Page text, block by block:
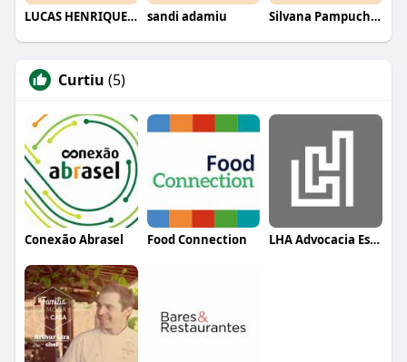
LUCAS HENRIQUE RIBEIRO sandi adamiu Silvana Pampuch Andreata
Curtiu (5)
Conexão Abrasel Food Connection LHA Advocacia Estratégica